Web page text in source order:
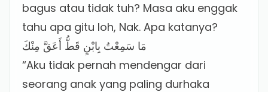
bagus atau tidak tuh? Masa aku enggak
tahu apa gitu loh, Nak. Apa katanya?
مَا سَمِعْتُ بِابْنٍ قَطُّ أَعَقَّ مِنْكَ
“Aku tidak pernah mendengar dari
seorang anak yang paling durhaka